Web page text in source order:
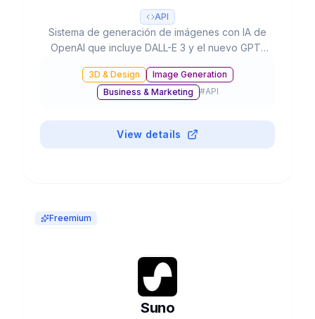
API
Sistema de generación de imágenes con IA de
OpenAI que incluye DALL-E 3 y el nuevo GPT-
edición, inpainting y resolución hasta 4K,
integrado en ChatGPT y disponible vía API.
3D & Design
Image Generation
Business & Marketing
#API
View details
Freemium
Suno